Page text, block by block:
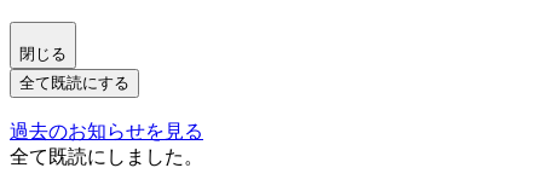
閉じる
全て既読にする
過去のお知らせを見る
全て既読にしました。